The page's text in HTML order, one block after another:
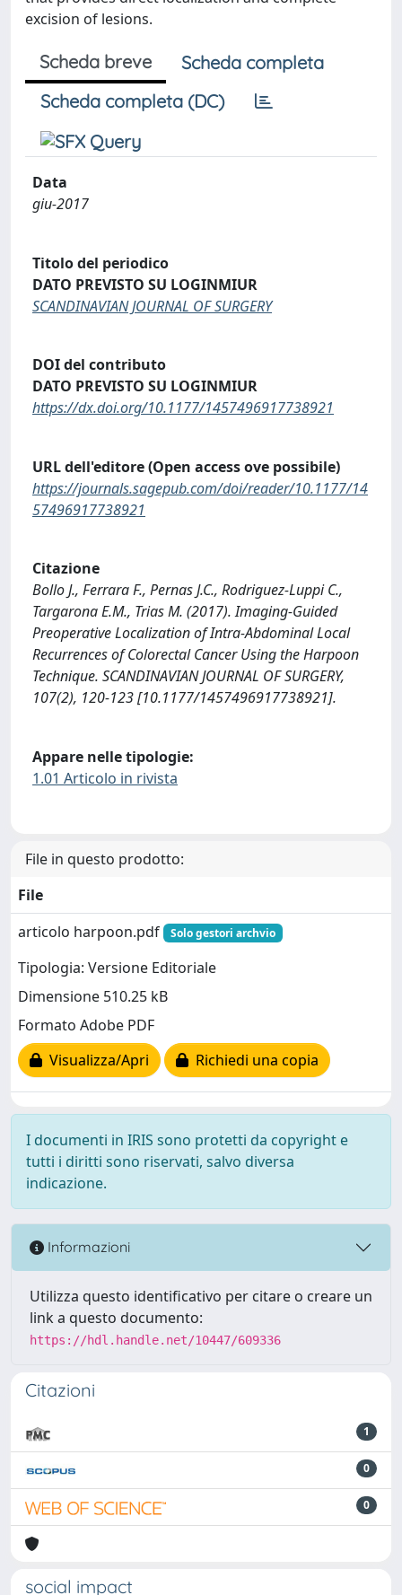
excision of lesions.
Scheda breve
Scheda completa
Scheda completa (DC)
Data
giu-2017
Titolo del periodico
DATO PREVISTO SU LOGINMIUR
SCANDINAVIAN JOURNAL OF SURGERY
DOI del contributo
DATO PREVISTO SU LOGINMIUR
https://dx.doi.org/10.1177/1457496917738921
URL dell'editore (Open access ove possibile)
https://journals.sagepub.com/doi/reader/10.1177/14
57496917738921
Citazione
Bollo J., Ferrara F., Pernas J.C., Rodriguez-Luppi C.,
Targarona E.M., Trias M. (2017). Imaging-Guided
Preoperative Localization of Intra-Abdominal Local
Recurrences of Colorectal Cancer Using the Harpoon
Technique. SCANDINAVIAN JOURNAL OF SURGERY,
107(2), 120-123 [10.1177/1457496917738921].
Appare nelle tipologie:
1.01 Articolo in rivista
File in questo prodotto:
File
articolo harpoon.pdf
Solo gestori archvio
Tipologia: Versione Editoriale
Dimensione 510.25 kB
Formato Adobe PDF
Visualizza/Apri
Richiedi una copia
I documenti in IRIS sono protetti da copyright e
tutti i diritti sono riservati, salvo diversa
indicazione.
Informazioni
Utilizza questo identificativo per citare o creare un
link a questo documento:
https://hdl.handle.net/10447/609336
Citazioni
1
0
0
social impact